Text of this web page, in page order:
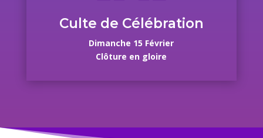
Culte de Célébration
Dimanche 15 Février
Clôture en gloire